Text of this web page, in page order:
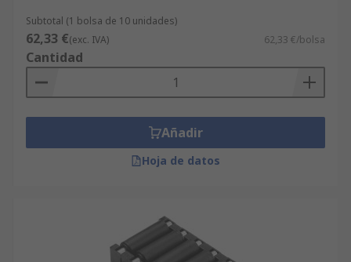
Subtotal (1 bolsa de 10 unidades)
62,33 €(exc. IVA) 62,33 €/bolsa
Cantidad
Añadir
Hoja de datos